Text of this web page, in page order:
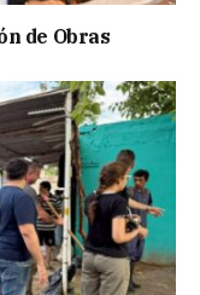
de Obras